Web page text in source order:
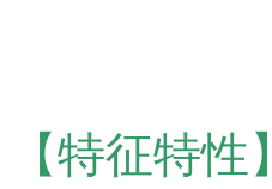
【特征特性】